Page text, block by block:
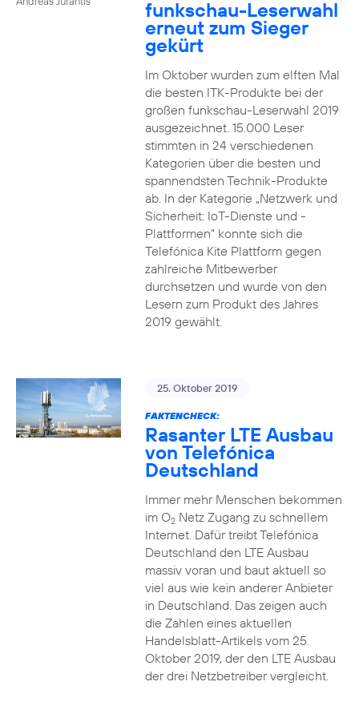
funkschau-Leserwahl
erneut zum Sieger
gekürt
Im Oktober wurden zum elften Mal
die besten ITK-Produkte bei der
großen funkschau-Leserwahl 2019
ausgezeichnet. 15.000 Leser
stimmten in 24 verschiedenen
Kategorien über die besten und
spannendsten Technik-Produkte
ab. In der Kategorie „Netzwerk und
Sicherheit: IoT-Dienste und -
Plattformen“ konnte sich die
Telefónica Kite Plattform gegen
zahlreiche Mitbewerber
durchsetzen und wurde von den
Lesern zum Produkt des Jahres
2019 gewählt.
25. Oktober 2019
FAKTENCHECK:
Rasanter LTE Ausbau
von Telefónica
Deutschland
Immer mehr Menschen bekommen
im O2Netz Zugang zu schnellem
Internet. Dafür treibt Telefónica
Deutschland den LTE Ausbau
massiv voran und baut aktuell so
viel aus wie kein anderer Anbieter
in Deutschland. Das zeigen auch
die Zahlen eines aktuellen
Handelsblatt-Artikels vom 25.
Oktober 2019, der den LTE Ausbau
der drei Netzbetreiber vergleicht.